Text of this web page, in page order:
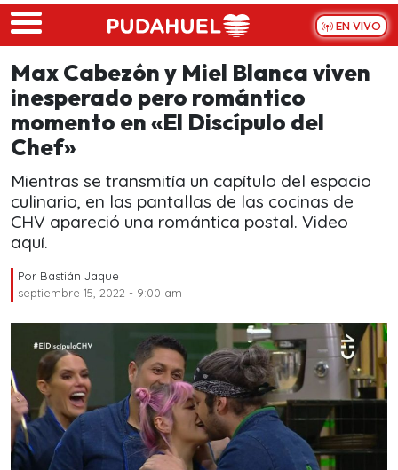
Skip to main content
EN VIVO
Max Cabezón y Miel Blanca viven
inesperado pero romántico
momento en «El Discípulo del
Chef»
Mientras se transmitía un capítulo del espacio
culinario, en las pantallas de las cocinas de
CHV apareció una romántica postal. Video
aquí.
Por Bastián Jaque
septiembre 15, 2022 - 9:00 am